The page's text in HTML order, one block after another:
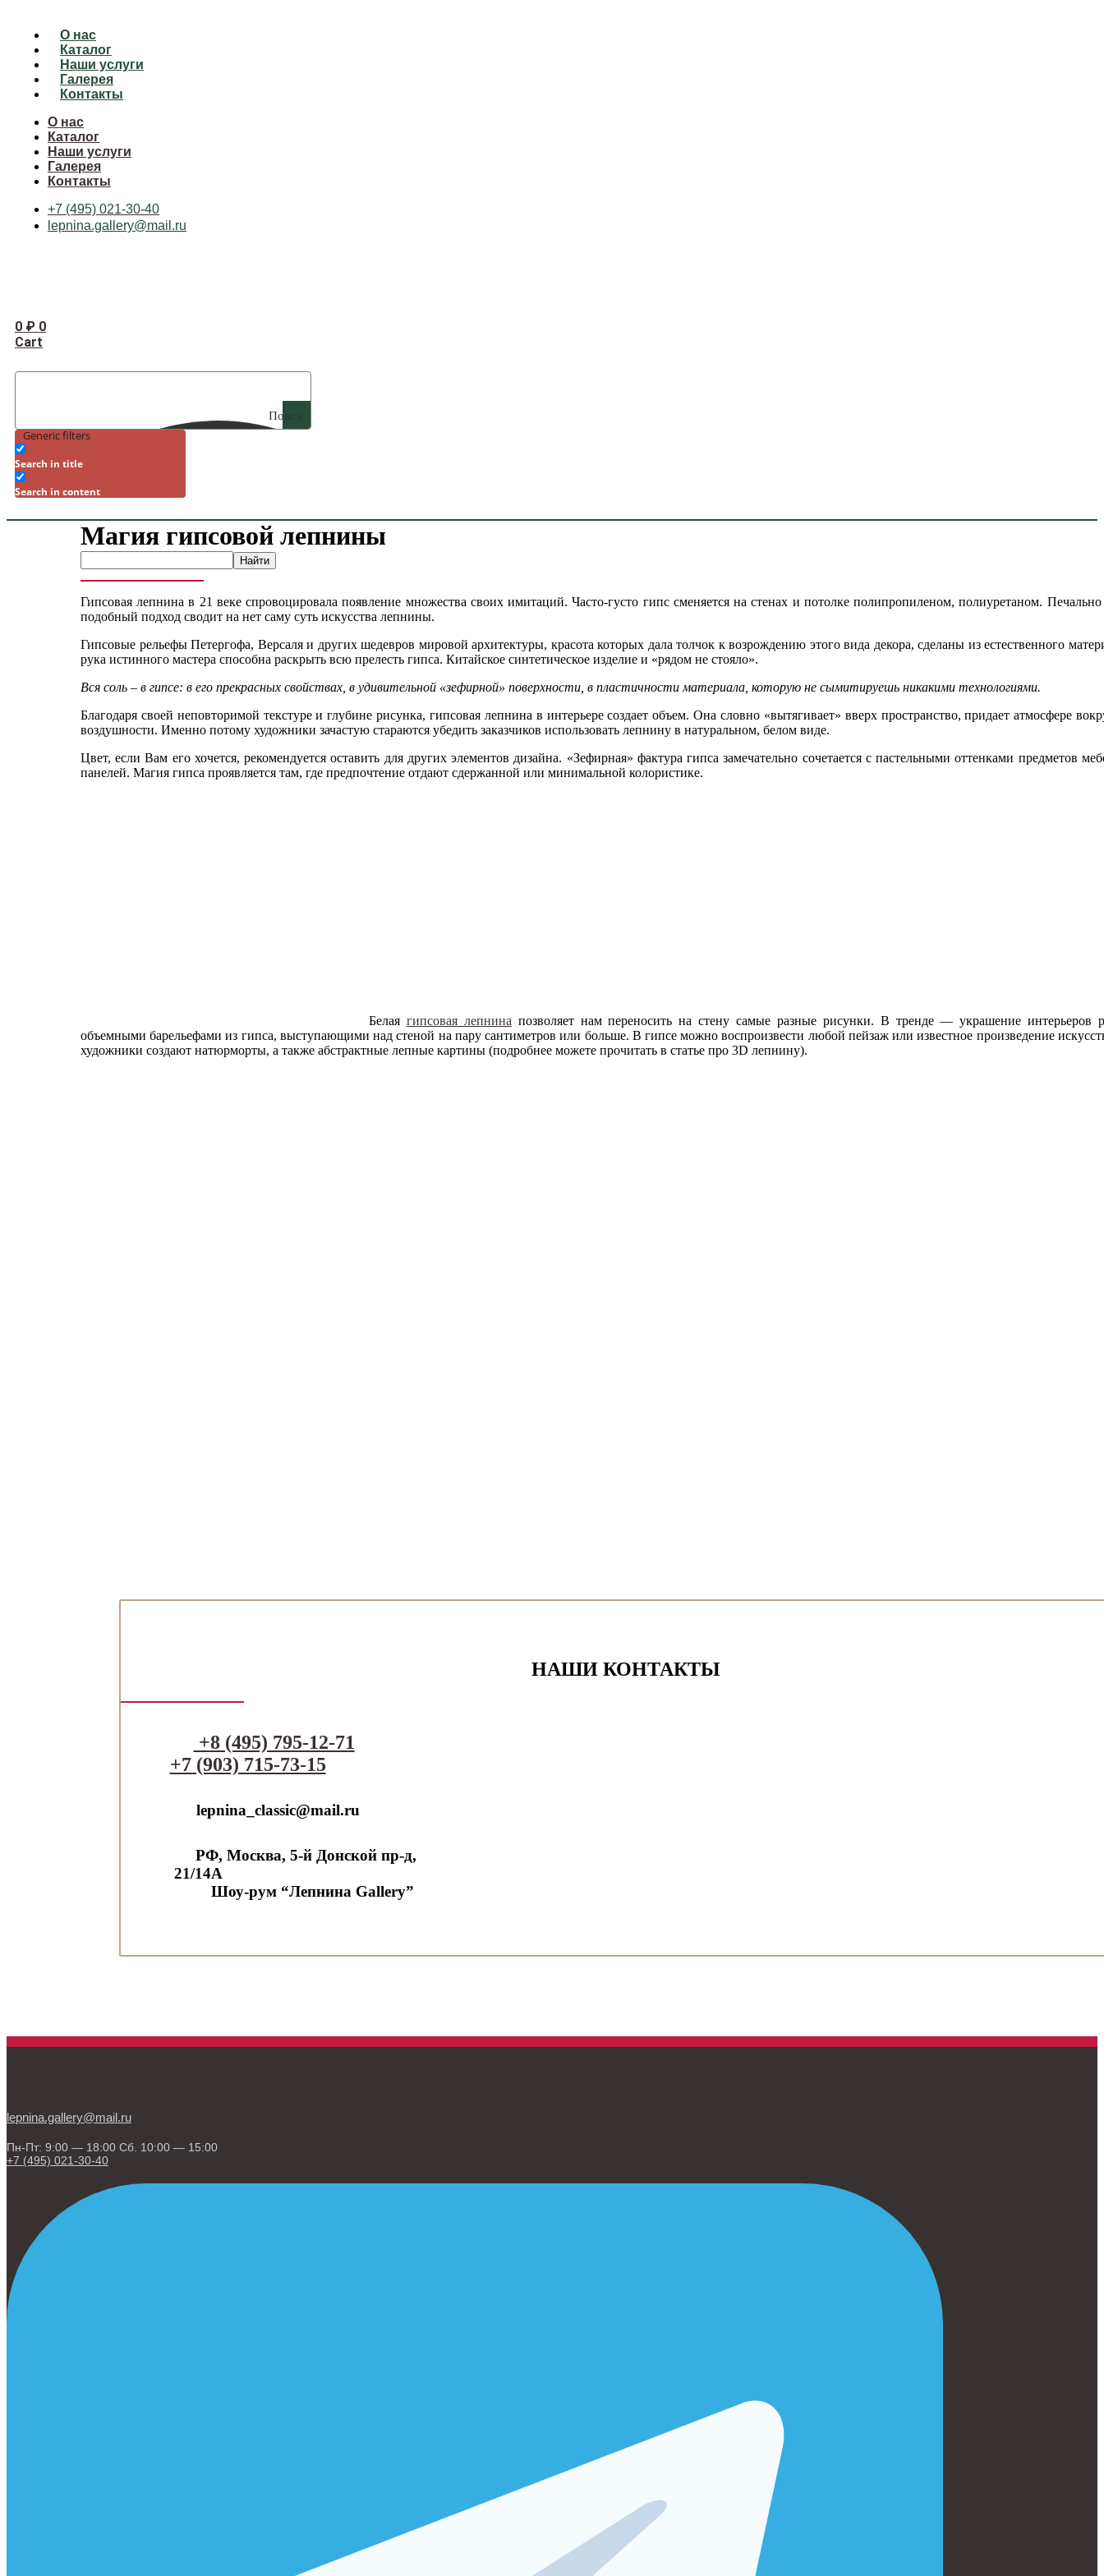
О нас
Каталог
Наши услуги
Галерея
Контакты
О нас
Каталог
Наши услуги
Галерея
Контакты
+7 (495) 021-30-40
lepnina.gallery@mail.ru
0 ₽ 0
Cart
Поиск
Generic filters
Search in title
Search in content
Магия гипсовой лепнины
Гипсовая лепнина в 21 веке спровоцировала появление множества своих имитаций. Часто-густо гипс сменяется на стенах и потолке полипропиленом, полиуретаном.
подобный подход сводит на нет саму суть искусства лепнины.
Гипсовые рельефы Петергофа, Версаля и других шедевров мировой архитектуры, красота которых дала толчок к возрождению этого вида декора, сделаны из естественного
рука истинного мастера способна раскрыть всю прелесть гипса. Китайское синтетическое изделие и «рядом не стояло».
Вся соль – в гипсе: в его прекрасных свойствах, в удивительной «зефирной» поверхности, в пластичности материала, которую не сымитируешь никакими технологиями.
Благодаря своей неповторимой текстуре и глубине рисунка, гипсовая лепнина в интерьере создает объем. Она словно «вытягивает» вверх пространство, придает атмосфере
воздушности. Именно потому художники зачастую стараются убедить заказчиков использовать лепнину в натуральном, белом виде.
Цвет, если Вам его хочется, рекомендуется оставить для других элементов дизайна. «Зефирная» фактура гипса замечательно сочетается с пастельными оттенками предметов
панелей. Магия гипса проявляется там, где предпочтение отдают сдержанной или минимальной колористике.
Белая гипсовая лепнина позволяет нам переносить на стену самые разные рисунки. В тренде — украшение интерьеров
объемными барельефами из гипса, выступающими над стеной на пару сантиметров или больше. В гипсе можно воспроизвести любой пейзаж или известное произведение
художники создают натюрморты, а также абстрактные лепные картины (подробнее можете прочитать в статье про 3D лепнину).
НАШИ КОНТАКТЫ
+8 (495) 795-12-71
+7 (903) 715-73-15
lepnina_classic@mail.ru
РФ, Москва, 5-й Донской пр-д,
21/14А
Шоу-рум “Лепнина Gallery”
lepnina.gallery@mail.ru
Пн-Пт: 9:00 — 18:00 Сб. 10:00 — 15:00
+7 (495) 021-30-40